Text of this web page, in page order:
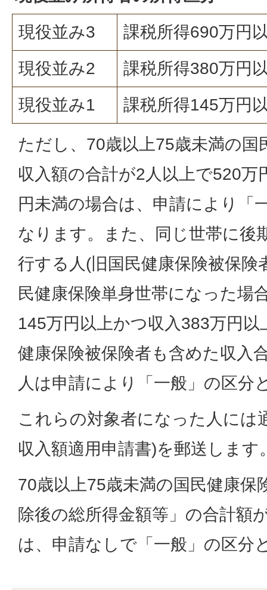
現役並み3
課税所得690万円
現役並み2
課税所得380万円
現役並み1
課税所得145万円
ただし、70歳以上75歳未満の国
収入額の合計が2人以上で520万
円未満の場合は、申請により「
なります。また、同じ世帯に後
行する人(旧国民健康保険被保険
民健康保険単身世帯になった場
145万円以上かつ収入383万円
健康保険被保険者も含めた収入
人は申請により「一般」の区分
これらの対象者になった人には
収入額適用申請書)を郵送します
70歳以上75歳未満の国民健康保
除後の総所得金額等」の合計額
は、申請なしで「一般」の区分